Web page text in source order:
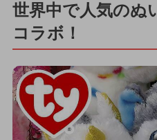
世界中で人気のぬ
コラボ！